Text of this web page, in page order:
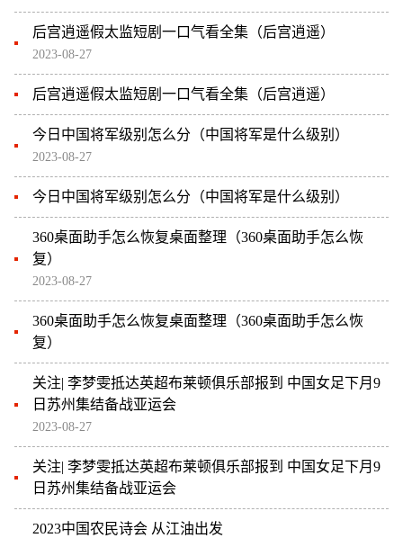
后宫逍遥假太监短剧一口气看全集（后宫逍遥）
2023-08-27
后宫逍遥假太监短剧一口气看全集（后宫逍遥）
今日中国将军级别怎么分（中国将军是什么级别）
2023-08-27
今日中国将军级别怎么分（中国将军是什么级别）
360桌面助手怎么恢复桌面整理（360桌面助手怎么恢
复）
2023-08-27
360桌面助手怎么恢复桌面整理（360桌面助手怎么恢
复）
关注| 李梦雯抵达英超布莱顿俱乐部报到 中国女足下月9
日苏州集结备战亚运会
2023-08-27
关注| 李梦雯抵达英超布莱顿俱乐部报到 中国女足下月9
日苏州集结备战亚运会
2023中国农民诗会 从江油出发